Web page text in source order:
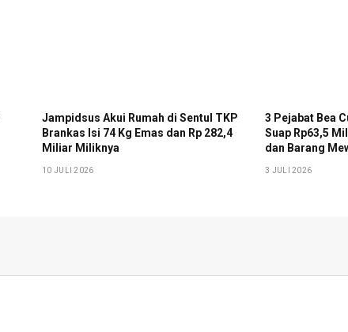
Jampidsus Akui Rumah di Sentul TKP
Brankas Isi 74 Kg Emas dan Rp 282,4
Miliar Miliknya
10 JULI 2026
3 Pejabat Bea
Suap Rp63,5
dan Barang
3 JULI 2026